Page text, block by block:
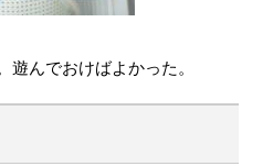
んでおけばよかった。